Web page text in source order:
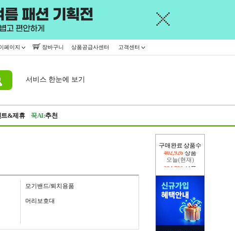
페이지 장바구니 상품공급사센터 고객센터
서비스 한눈에 보기
트&제휴 꾹AI:추천
구매완료 상품수
오늘(현재)
394,706상품
모기밴드/퇴치용품
머리보호대